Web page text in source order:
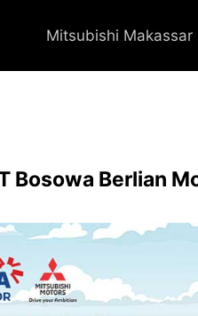
Mitsubishi Makassar
Bosowa Berlian